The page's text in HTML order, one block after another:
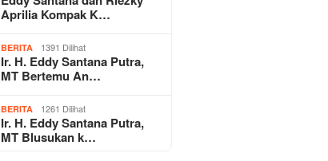
Aprilia Kompak K…
BERITA 1391 Dilihat
Ir. H. Eddy Santana Putra,
MT Bertemu An…
BERITA 1261 Dilihat
Ir. H. Eddy Santana Putra,
MT Blusukan k…